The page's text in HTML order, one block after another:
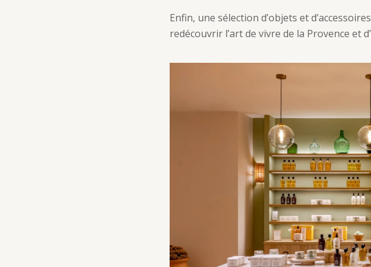
Enfin, une sélection d’objets et
redécouvrir l’art de vivre de la Provence et